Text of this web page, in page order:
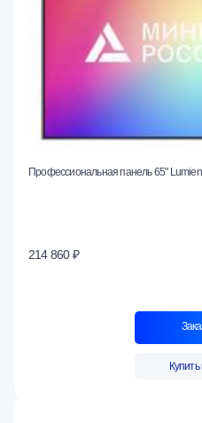
Профессиональная панель 65"
214 860 ₽
Купить